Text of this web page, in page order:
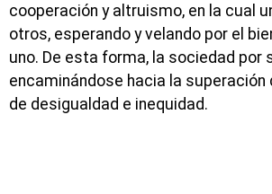
cooperación y altruismo, en la cual
otros, esperando y velando por el
uno. De esta forma, la sociedad por
encaminándose hacia la
de desigualdad e inequidad.